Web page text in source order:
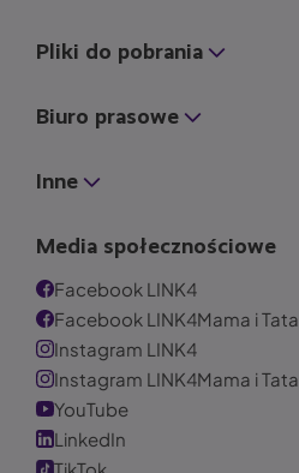
Pliki do pobrania
Biuro prasowe
Inne
Media społecznościowe
Facebook LINK4
Facebook LINK4Mama i Tata
Instagram LINK4
Instagram LINK4Mama i Tata
YouTube
LinkedIn